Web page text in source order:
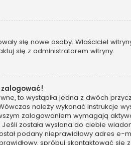
się nowe osoby. Właściciel
się z administratorem witryny.
zalogować!
to wystąpiła jedna z dwóch
należy wykonać instrukcje
zalogowaniem wymagają
została wysłana do ciebie
podany nieprawidłowy adres e-
spróbuj skontaktować się